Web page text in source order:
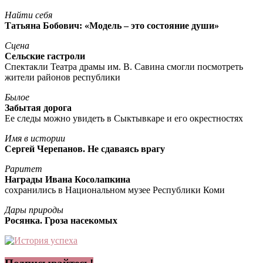
Найти себя
Татьяна Бобович: «Модель – это состояние души»
Сцена
Сельские гастроли
Спектакли Театра драмы им. В. Савина смогли посмотреть
жители районов республики
Былое
Забытая дорога
Ее следы можно увидеть в Сыктывкаре и его окрестностях
Имя в истории
Сергей Черепанов. Не сдаваясь врагу
Раритет
Награды Ивана Косолапкина
сохранились в Национальном музее Республики Коми
Дары природы
Росянка. Гроза насекомых